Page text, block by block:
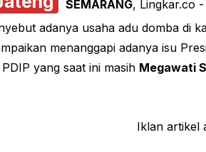
SEMARANG, Lingkar.co -
adanya usaha adu domba di
menanggapi adanya isu
yang saat ini masih Megawati